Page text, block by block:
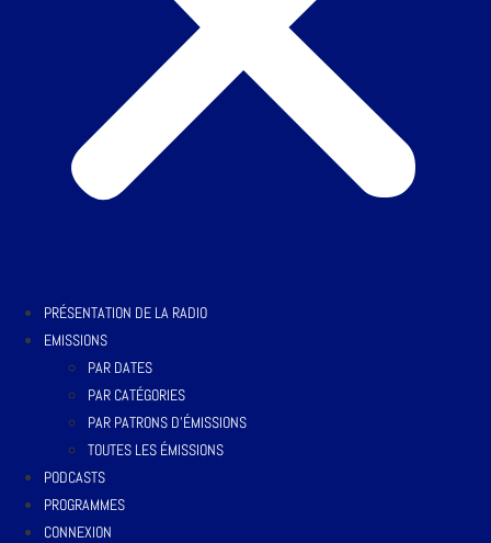
PRÉSENTATION DE LA RADIO
EMISSIONS
PAR DATES
PAR CATÉGORIES
PAR PATRONS D’ÉMISSIONS
TOUTES LES ÉMISSIONS
PODCASTS
PROGRAMMES
CONNEXION